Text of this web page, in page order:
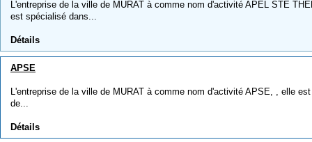
L'entreprise de la ville de MURAT à comme nom d'activité APEL STE
est spécialisé dans...
Détails
APSE
L'entreprise de la ville de MURAT à comme nom d'activité APSE, , elle
de...
Détails